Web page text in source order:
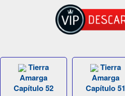
Tierra
Amarga
Capítulo 52
Tierra
Amarga
Capítulo 51